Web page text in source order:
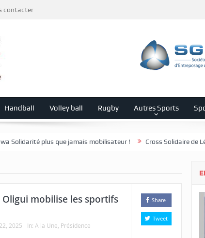
contacter
Handball Volley ball Rugby Autres Sports
que jamais mobilisateur ! Cross Solidaire de Lébamba/
mobilise les sportifs
2025 In: A la Une Présidence
Share
Tweet